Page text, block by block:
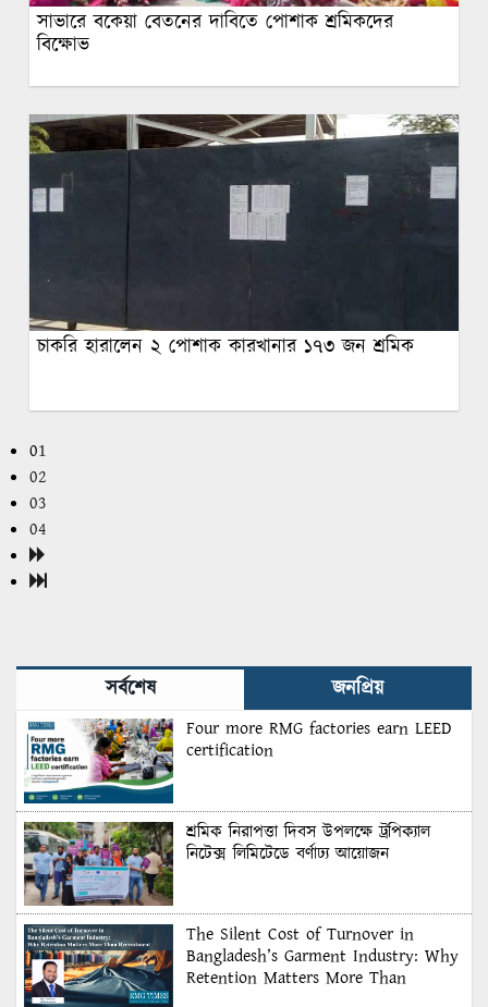
সাভারে বকেয়া বেতনের দাবিতে পোশাক শ্রমিকদের
বিক্ষোভ
চাকরি হারালেন ২ পোশাক কারখানার ১৭৩ জন শ্রমিক
01
02
03
04
সর্বশেষ জনপ্রিয়
Four more RMG factories earn LEED
certification
শ্রমিক নিরাপত্তা দিবস উপলক্ষে ট্রপিক্যাল
নিটেক্স লিমিটেডে বর্ণাঢ্য আয়োজন
The Silent Cost of Turnover in
Bangladesh’s Garment Industry: Why
Retention Matters More Than